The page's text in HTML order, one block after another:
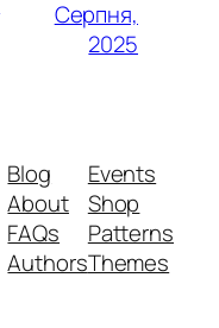
Серпня,
2025
Blog
About
FAQs
Authors
Events
Shop
Patterns
Themes